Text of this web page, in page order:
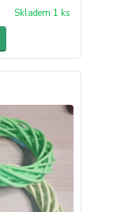
Skladem 1 ks